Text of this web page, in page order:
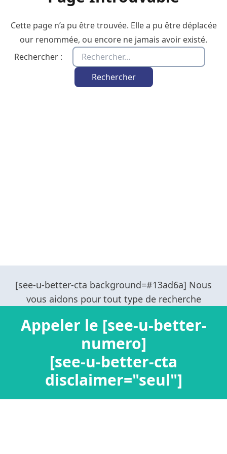
Cette page n’a pu être trouvée. Elle a pu être déplacée
our renommée, ou encore ne jamais avoir existé.
Rechercher :
Appeler le [see-u-better-
numero]
[see-u-better-cta
disclaimer="seul"]